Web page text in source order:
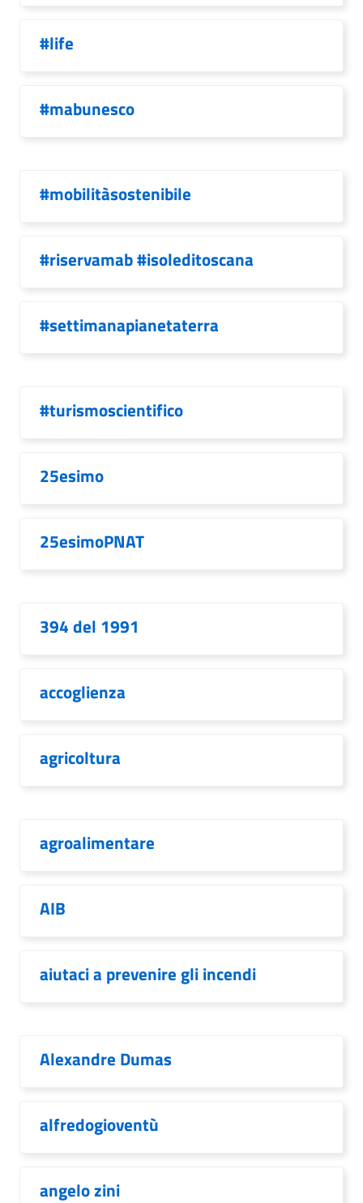
#life
#mabunesco
#mobilitàsostenibile
#riservamab #isoleditoscana
#settimanapianetaterra
#turismoscientifico
25esimo
25esimoPNAT
394 del 1991
accoglienza
agricoltura
agroalimentare
AIB
aiutaci a prevenire gli incendi
Alexandre Dumas
alfredogioventù
angelo zini